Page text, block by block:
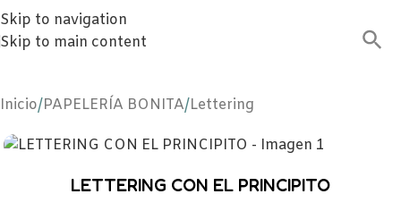
Skip to navigation
Skip to main content
Inicio/PAPELERÍA BONITA/Lettering
LETTERING CON EL PRINCIPITO